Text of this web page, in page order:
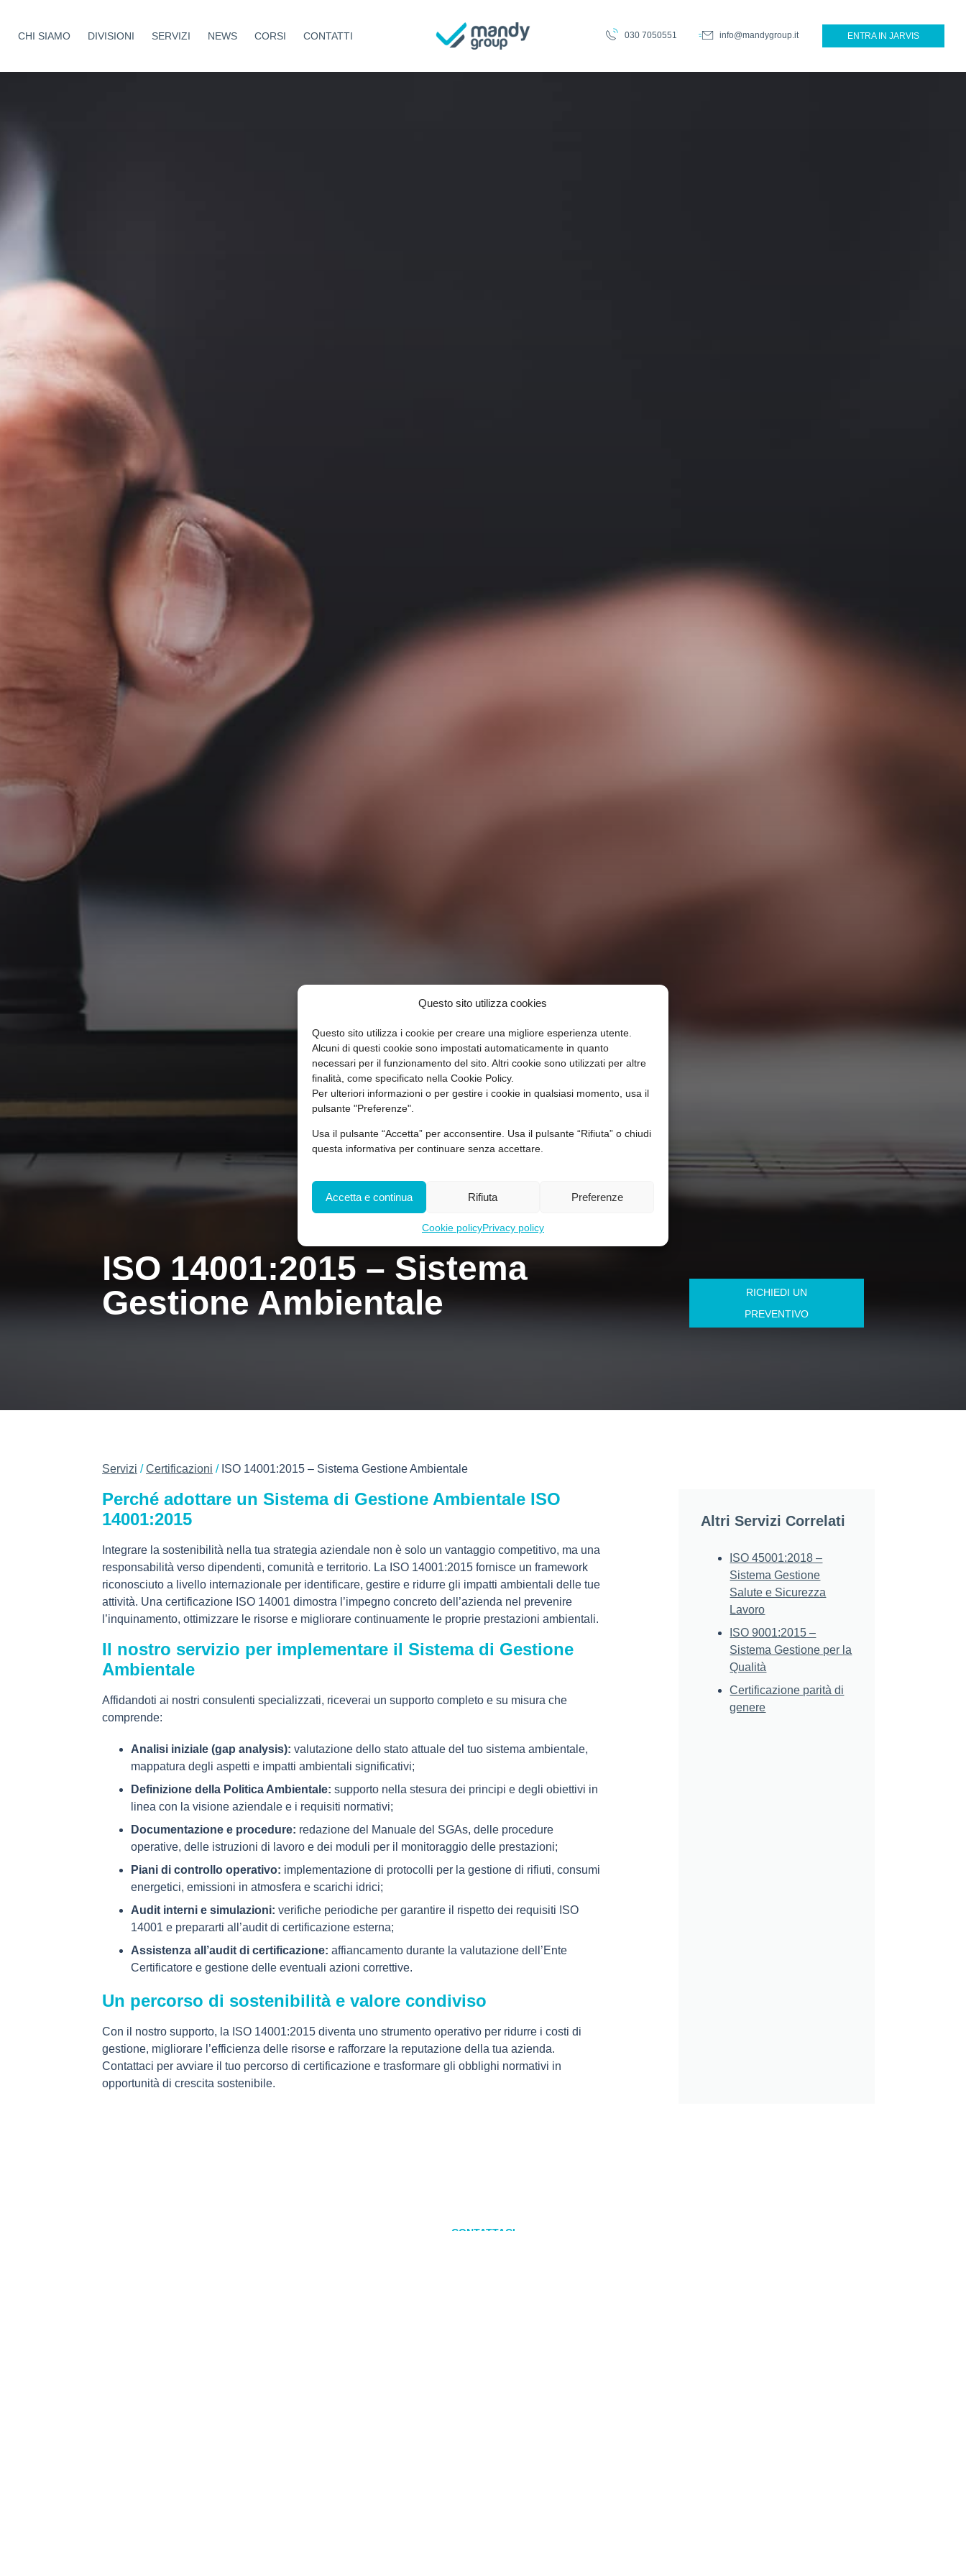
Questo sito utilizza cookies
Questo sito utilizza i cookie per creare una migliore esperienza utente.
Alcuni di questi cookie sono impostati automaticamente in quanto
necessari per il funzionamento del sito. Altri cookie sono utilizzati per altre
finalità, come specificato nella Cookie Policy.
Per ulteriori informazioni o per gestire i cookie in qualsiasi momento, usa il
pulsante "Preferenze".
Usa il pulsante “Accetta” per acconsentire. Usa il pulsante “Rifiuta” o chiudi
questa informativa per continuare senza accettare.
Accetta e continua Rifiuta Preferenze
Cookie policyPrivacy policy
CHI SIAMO DIVISIONI
Aziende Protette
SERVIZI
Sicurezza
NEWS CORSI CONTATTI 030 7050551 info@mandygroup.it ENTRA IN JARVIS
ISO 14001:2015 – Sistema
Gestione Ambientale
RICHIEDI UN
PREVENTIVO
Servizi / Certificazioni / ISO 14001:2015 – Sistema Gestione Ambientale
Perché adottare un Sistema di Gestione Ambientale ISO
14001:2015
Integrare la sostenibilità nella tua strategia aziendale non è solo un vantaggio competitivo, ma una
responsabilità verso dipendenti, comunità e territorio. La ISO 14001:2015 fornisce un framework
riconosciuto a livello internazionale per identificare, gestire e ridurre gli impatti ambientali delle tue
attività. Una certificazione ISO 14001 dimostra l’impegno concreto dell’azienda nel prevenire
l’inquinamento, ottimizzare le risorse e migliorare continuamente le proprie prestazioni ambientali.
Il nostro servizio per implementare il Sistema di Gestione
Ambientale
Affidandoti ai nostri consulenti specializzati, riceverai un supporto completo e su misura che
comprende:
Analisi iniziale (gap analysis): valutazione dello stato attuale del tuo sistema ambientale,
mappatura degli aspetti e impatti ambientali significativi;
Definizione della Politica Ambientale: supporto nella stesura dei principi e degli obiettivi in
linea con la visione aziendale e i requisiti normativi;
Documentazione e procedure: redazione del Manuale del SGAs, delle procedure
operative, delle istruzioni di lavoro e dei moduli per il monitoraggio delle prestazioni;
Piani di controllo operativo: implementazione di protocolli per la gestione di rifiuti, consumi
energetici, emissioni in atmosfera e scarichi idrici;
Audit interni e simulazioni: verifiche periodiche per garantire il rispetto dei requisiti ISO
14001 e prepararti all’audit di certificazione esterna;
Assistenza all’audit di certificazione: affiancamento durante la valutazione dell’Ente
Certificatore e gestione delle eventuali azioni correttive.
Un percorso di sostenibilità e valore condiviso
Con il nostro supporto, la ISO 14001:2015 diventa uno strumento operativo per ridurre i costi di
gestione, migliorare l’efficienza delle risorse e rafforzare la reputazione della tua azienda.
Contattaci per avviare il tuo percorso di certificazione e trasformare gli obblighi normativi in
opportunità di crescita sostenibile.
Altri Servizi Correlati
ISO 45001:2018 –
Sistema Gestione
Salute e Sicurezza
Lavoro
ISO 9001:2015 –
Sistema Gestione per la
Qualità
Certificazione parità di
genere
CONTATTACI